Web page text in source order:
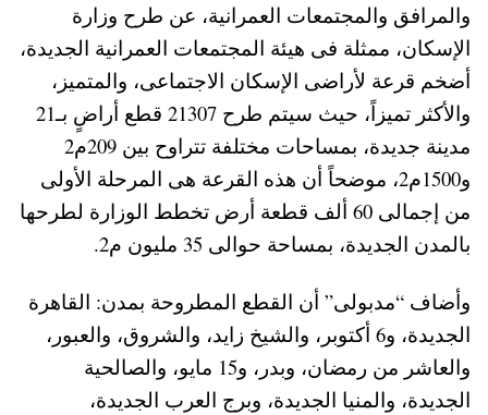
والمرافق والمجتمعات العمرانية، عن طرح وزارة
الإسكان، ممثلة فى هيئة المجتمعات العمرانية الجديدة،
أضخم قرعة لأراضى الإسكان الاجتماعى، والمتميز،
والأكثر تميزاً، حيث سيتم طرح 21307 قطع أراضٍ بـ21
مدينة جديدة، بمساحات مختلفة تتراوح بين 209م2
و1500م2، موضحاً أن هذه القرعة هى المرحلة الأولى
من إجمالى 60 ألف قطعة أرض تخطط الوزارة لطرحها
بالمدن الجديدة، بمساحة حوالى 35 مليون م2.
وأضاف “مدبولى” أن القطع المطروحة بمدن: القاهرة
الجديدة، و6 أكتوبر، والشيخ زايد، والشروق، والعبور،
والعاشر من رمضان، وبدر، و15 مايو، والصالحية
الجديدة، والمنيا الجديدة، وبرج العرب الجديدة،